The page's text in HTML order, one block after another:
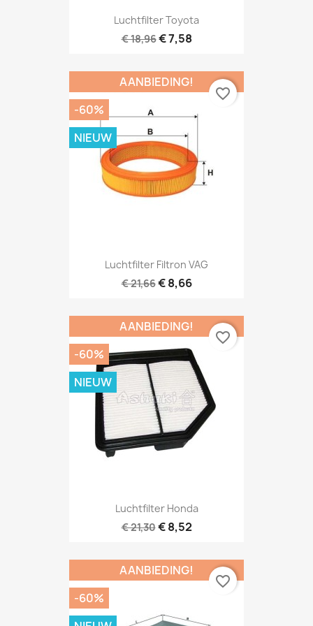
Luchtfilter Toyota
€ 18,96€ 7,58
Luchtfilter Filtron VAG
€ 21,66€ 8,66
AANBIEDING!
-60%
NIEUW
favorite_border
Luchtfilter Honda
€ 21,30€ 8,52
AANBIEDING!
-60%
NIEUW
favorite_border
AANBIEDING!
-60%
favorite_border